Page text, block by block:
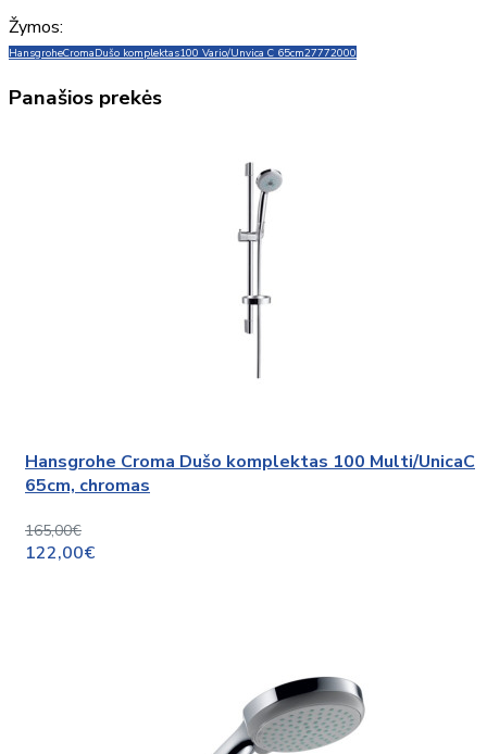
Žymos:
HansgroheCromaDušo komplektas100 Vario/Unvica C 65cm27772000
Panašios prekės
Hansgrohe Croma Dušo komplektas 100 Multi/UnicaC
65cm, chromas
165,00€
122,00€